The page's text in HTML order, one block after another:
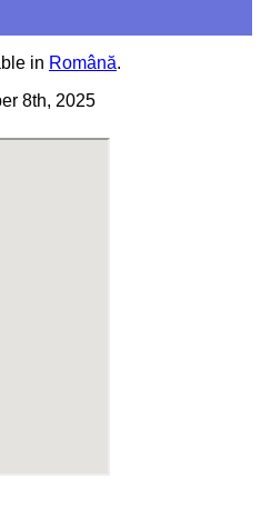
in Română.
8th, 2025